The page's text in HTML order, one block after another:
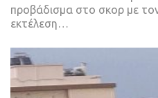
προβάδισμα στο σκορ με
εκτέλεση…